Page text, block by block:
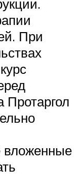
При
Протаргол
вложенные